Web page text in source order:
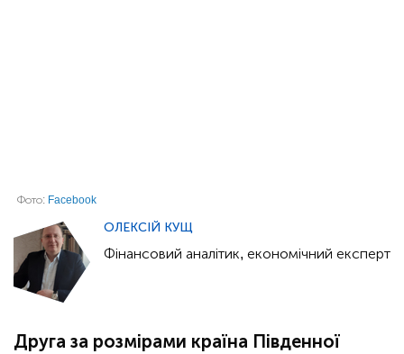
Фото: Facebook
Друга за розмірами країна Південної
ОЛЕКСІЙ КУЩ
Фінансовий аналітик, економічний експерт